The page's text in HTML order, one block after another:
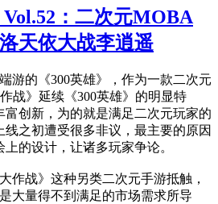
：二次元MOBA
天依大战李逍遥
游的《300英雄》，作为一款二次元
战》延续《300英雄》的明显特
创新，为的就是满足二次元玩家的
之初遭受很多非议，最主要的原因
的设计，让诸多玩家争论。
作战》这种另类二次元手游抵触，
大量得不到满足的市场需求所导